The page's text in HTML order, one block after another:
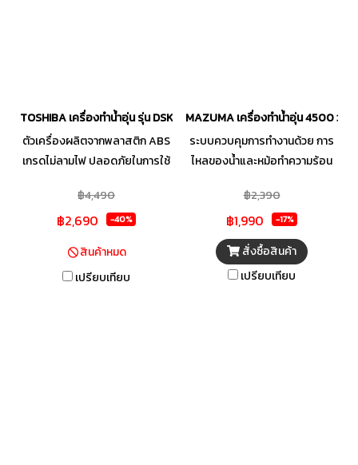
TOSHIBA เครื่องทำน้ำอุ่น รุ่น DSK38ES5KW 3800 วัตต์ สีขาว
ตัวเครื่องผลิตจากพลาสติก ABS
เกรดไม่ลามไฟ ปลอดภัยในการใช้
และน้ำเข้าเครื่อง เพิ่มความ
ปลอดภัยยิ่งขึ้น หน้าจอแสดง LED
และระดับอุณหภูมิ
฿4,490
฿2,690 -40%
สินค้าหมด
เปรียบเทียบ
MAZUMA เครื่องทำน้ำอุ่น 4500 วัต
ระบบควบคุมการทำงานด้วย การ
ไหลของน้ำและหม้อทำความร้อน
เร็ว ตัวเครื่องผลิตจากพลาสติก
ABS คุณภาพสูง (ตามมาตรฐาน
UL94 ของ USA) สายไฟทนความ
ร้อนสูงถึง 105 องศาเซลเซียส
฿2,390
฿1,990 -17%
สั่งซื้อสินค้า
เปรียบเทียบ